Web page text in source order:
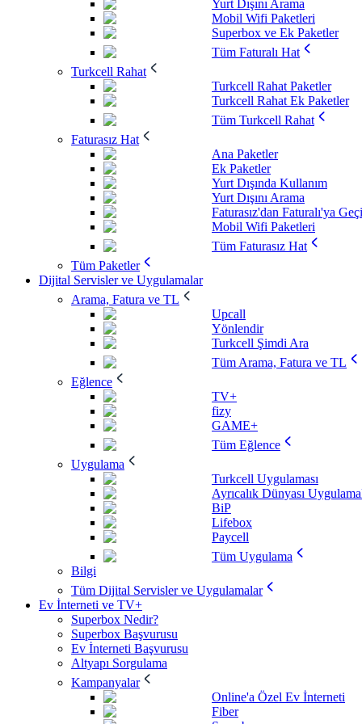
Yurt Dışını Arama
Mobil Wifi Paketleri
Superbox ve Ek Paketler
Tüm Faturalı Hat
Turkcell Rahat
Turkcell Rahat Paketler
Turkcell Rahat Ek Paketler
Tüm Turkcell Rahat
Faturasız Hat
Ana Paketler
Ek Paketler
Yurt Dışında Kullanım
Yurt Dışını Arama
Faturasız'dan Faturalı'ya
Mobil Wifi Paketleri
Tüm Faturasız Hat
Tüm Paketler
Dijital Servisler ve Uygulamalar
Arama, Fatura ve TL
Upcall
Yönlendir
Turkcell Şimdi Ara
Tüm Arama, Fatura ve TL
Eğlence
TV+
fizy
GAME+
Tüm Eğlence
Uygulama
Turkcell Uygulaması
Ayrıcalık Dünyası
BiP
Lifebox
Paycell
Tüm Uygulama
Bilgi
Tüm Dijital Servisler ve Uygulamalar
Ev İnterneti ve TV+
Superbox Nedir?
Superbox Başvurusu
Ev İnterneti Başvurusu
Altyapı Sorgulama
Kampanyalar
Online'a Özel Ev İnterneti
Fiber